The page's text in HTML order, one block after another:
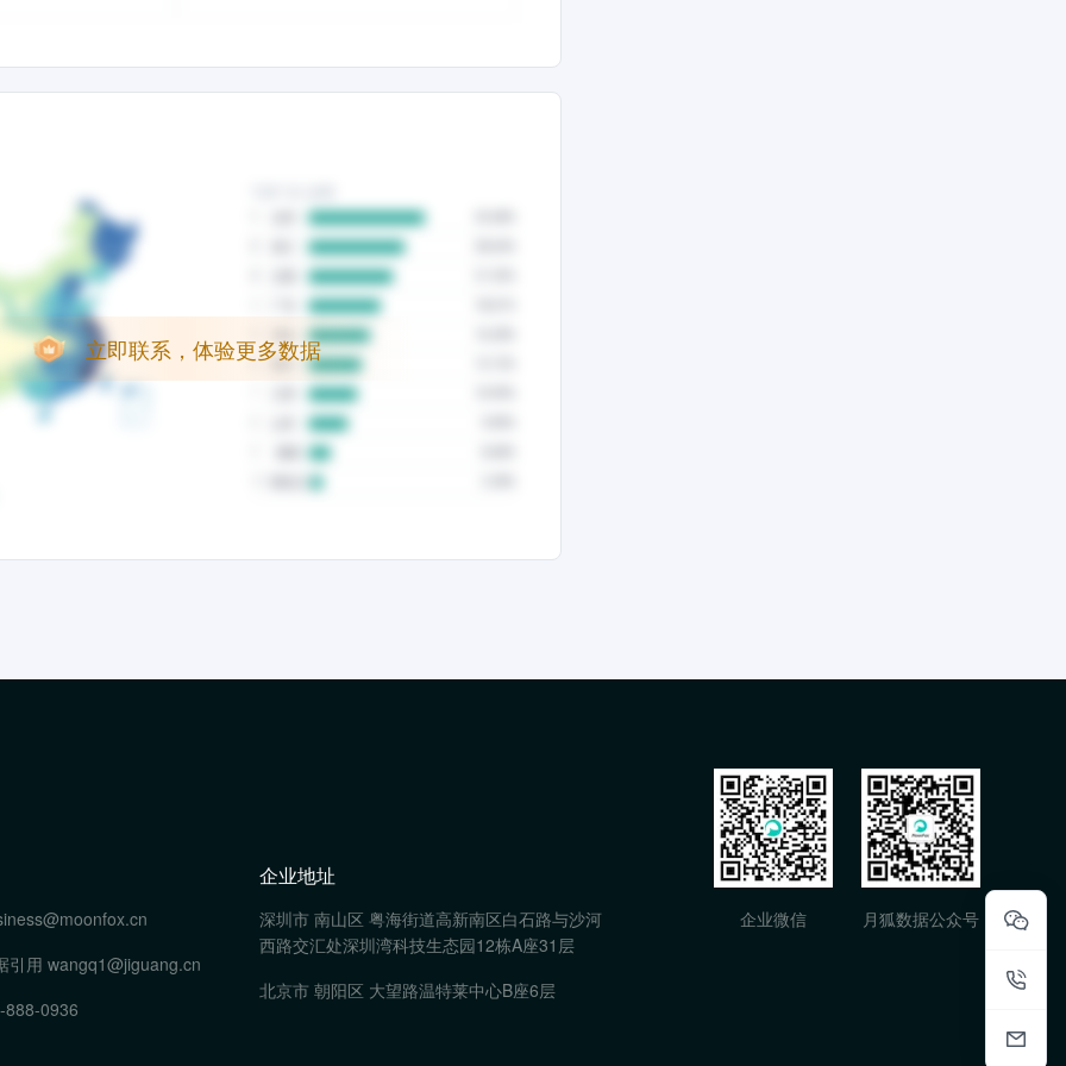
立即联系，体验更多数据
引用 wangq1@jiguang.cn
888-0936
企业地址
深圳市 南山区 粤海街道高新南区白石路与沙河
西路交汇处深圳湾科技生态园12栋A座31层
北京市 朝阳区 大望路温特莱中心B座6层
企业微信 月狐数据公众号